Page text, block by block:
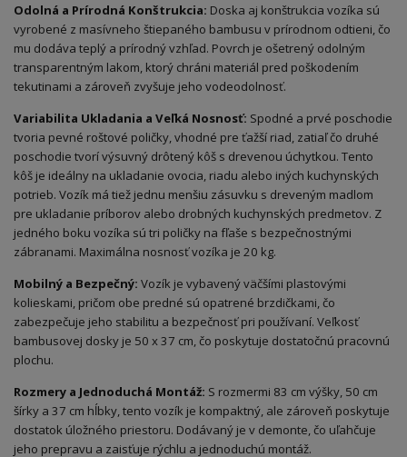
Odolná a Prírodná Konštrukcia: Doska aj konštrukcia vozíka sú
vyrobené z masívneho štiepaného bambusu v prírodnom odtieni, čo
mu dodáva teplý a prírodný vzhľad. Povrch je ošetrený odolným
transparentným lakom, ktorý chráni materiál pred poškodením
tekutinami a zároveň zvyšuje jeho vodeodolnosť.
Variabilita Ukladania a Veľká Nosnosť: Spodné a prvé poschodie
tvoria pevné roštové poličky, vhodné pre ťažší riad, zatiaľ čo druhé
poschodie tvorí výsuvný drôtený kôš s drevenou úchytkou. Tento
kôš je ideálny na ukladanie ovocia, riadu alebo iných kuchynských
potrieb. Vozík má tiež jednu menšiu zásuvku s dreveným madlom
pre ukladanie príborov alebo drobných kuchynských predmetov. Z
jedného boku vozíka sú tri poličky na fľaše s bezpečnostnými
zábranami. Maximálna nosnosť vozíka je 20 kg.
Mobilný a Bezpečný: Vozík je vybavený väčšími plastovými
kolieskami, pričom obe predné sú opatrené brzdičkami, čo
zabezpečuje jeho stabilitu a bezpečnosť pri používaní. Veľkosť
bambusovej dosky je 50 x 37 cm, čo poskytuje dostatočnú pracovnú
plochu.
Rozmery a Jednoduchá Montáž: S rozmermi 83 cm výšky, 50 cm
šírky a 37 cm hĺbky, tento vozík je kompaktný, ale zároveň poskytuje
dostatok úložného priestoru. Dodávaný je v demonte, čo uľahčuje
jeho prepravu a zaisťuje rýchlu a jednoduchú montáž.